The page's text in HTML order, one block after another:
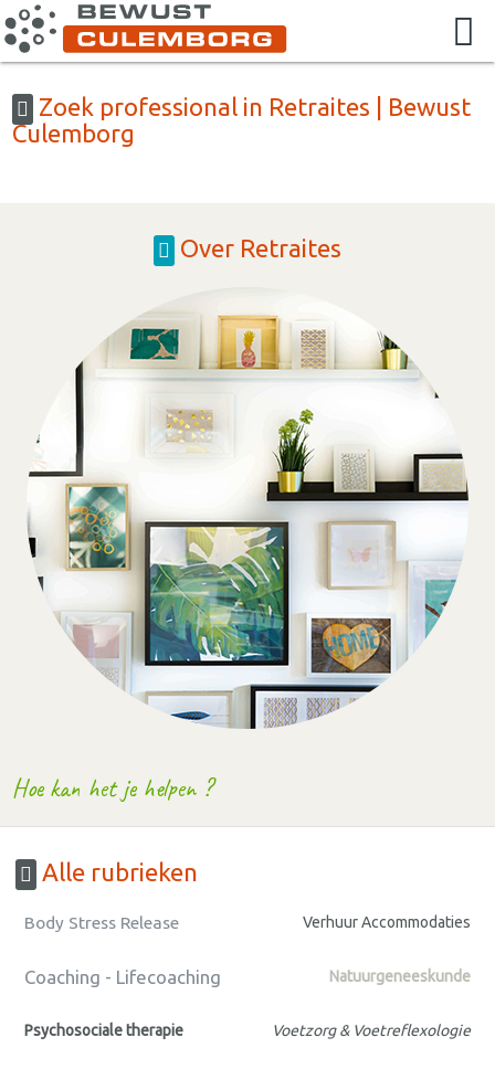
Zoek professional in Retraites | Bewust
Culemborg
Over Retraites
Hoe kan het je helpen ?
Alle rubrieken
Body Stress Release Verhuur Accommodaties
Coaching - Lifecoaching Natuurgeneeskunde
Psychosociale therapie Voetzorg & Voetreflexologie